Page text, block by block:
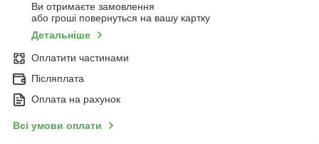
Ви отримаєте замовлення
або гроші повернуться на вашу картку
Детальніше
Оплатити частинами
Післяплата
Оплата на рахунок
Всі умови оплати